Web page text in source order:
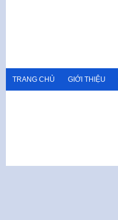
TRANG CHỦ GIỚI THIỆU